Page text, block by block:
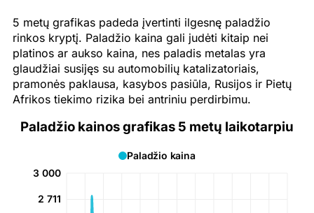
5 metų grafikas padeda įvertinti ilgesnę paladžio
rinkos kryptį. Paladžio kaina gali judėti kitaip nei
platinos ar aukso kaina, nes paladis metalas yra
glaudžiai susijęs su automobilių katalizatoriais,
pramonės paklausa, kasybos pasiūla, Rusijos ir Pietų
Afrikos tiekimo rizika bei antriniu perdirbimu.
Paladžio kainos grafikas 5 metų laikotarpiu
Paladžio kaina
3 000
2 711